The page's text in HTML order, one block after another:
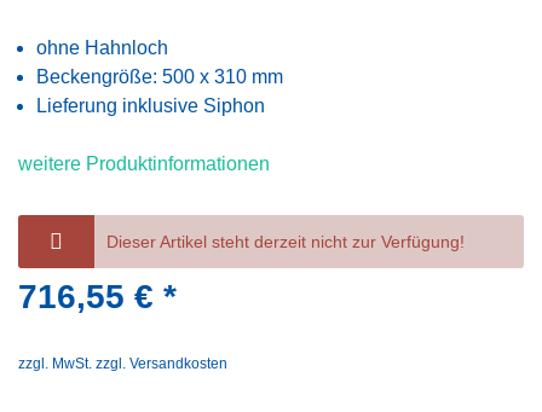
ohne Hahnloch
Beckengröße: 500 x 310 mm
Lieferung inklusive Siphon
weitere Produktinformationen
Dieser Artikel steht derzeit nicht zur Verfügung!
716,55 € *
zzgl. MwSt. zzgl. Versandkosten